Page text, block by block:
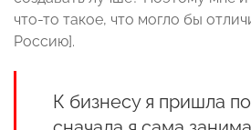
что-то такое, что могло бы
Россию].
К бизнесу я пришла